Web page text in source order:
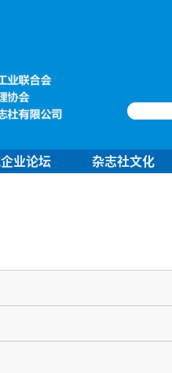
业论坛 杂志社文化